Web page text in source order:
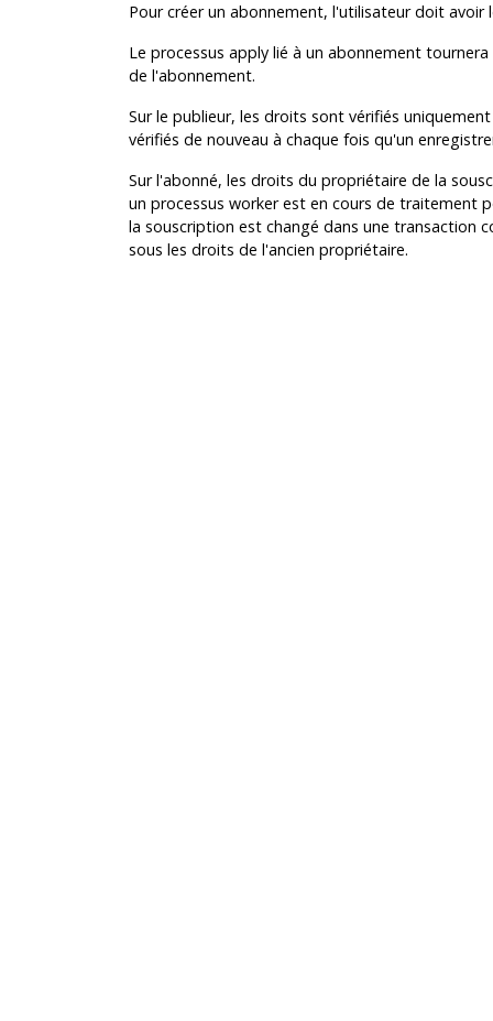
Pour créer un abonnement, l'utilisateur doit avoir
Le processus apply lié à un abonnement
de l'abonnement.
Sur le publieur, les droits sont vérifiés
vérifiés de nouveau à chaque fois qu'un
Sur l'abonné, les droits du propriétaire de la
un processus worker est en cours de traitement
la souscription est changé dans une transaction
sous les droits de l'ancien propriétaire.